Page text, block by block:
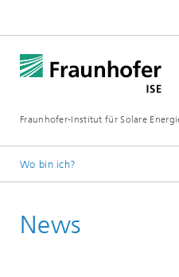
Fraunhofer-Institut für Solare
Wo bin ich?
News